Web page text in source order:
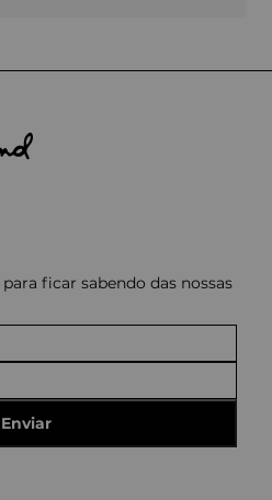
ficar sabendo das nossas
Enviar